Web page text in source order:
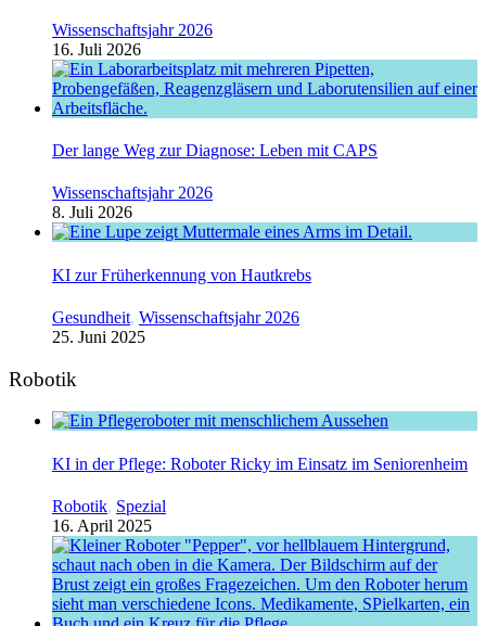
Wissenschaftsjahr 2026
16. Juli 2026
Der lange Weg zur Diagnose: Leben mit CAPS
Wissenschaftsjahr 2026
8. Juli 2026
KI zur Früherkennung von Hautkrebs
Gesundheit, Wissenschaftsjahr 2026
25. Juni 2025
Robotik
KI in der Pflege: Roboter Ricky im Einsatz im Seniorenheim
Robotik, Spezial
16. April 2025